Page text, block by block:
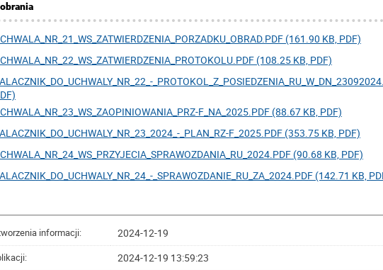
(161.90 KB, PDF)
(108.25 KB, PDF)
F_NA_2025.PDF (88.67 KB, PDF)
_PLAN_RZ-F_2025.PDF (353.75 KB, PDF)
(90.68 KB, PDF)
_SPRAWOZDANIE_RU_ZA_2024.PDF (142.71 KB,
informacji: 2024-12-19
2024-12-19 13:59:23